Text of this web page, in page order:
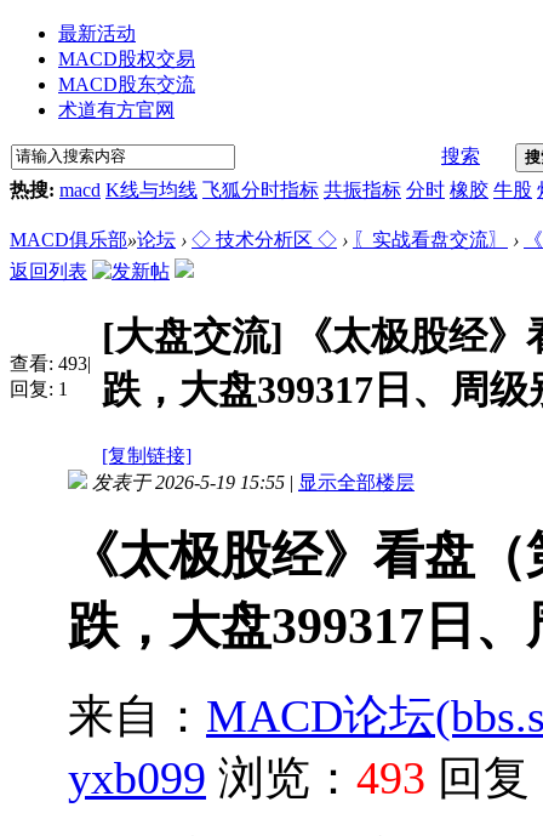
最新活动
MACD股权交易
MACD股东交流
术道有方官网
搜索
热搜: macd K线与均线 飞狐分时指标 共振指标 分时 橡胶 牛股
MACD俱乐部»论坛 › ◇ 技术分析区 ◇ › 〖实战看盘交流〗 ›
返回列表
查看: 493|
回复: 1
[大盘交流]
《太极股经
跌，大盘399317日、周
[复制链接]
发表于 2026-5-19 15:55 | 显示全部楼层
《太极股经》看盘
跌，大盘399317日
来自： MACD论坛
yxb099 浏览： 493 回复